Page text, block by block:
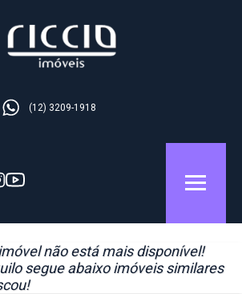
(12) 3209-1918
não está mais disponível!
segue abaixo imóveis similares